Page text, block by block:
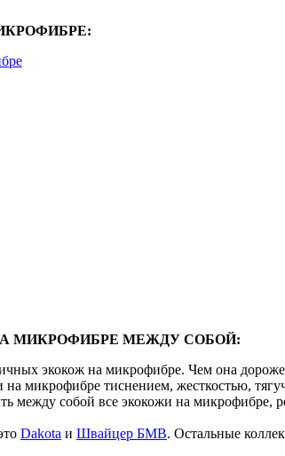
МИКРОФИБРЕ МЕЖДУ СОБОЙ:
экокож на микрофибре. Чем она
микрофибре тиснением, жесткостью,
между собой все экокожи на микрофибре,
Dakota и Швайцер БМВ. Остальные